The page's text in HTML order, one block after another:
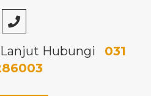
Hubungi
031